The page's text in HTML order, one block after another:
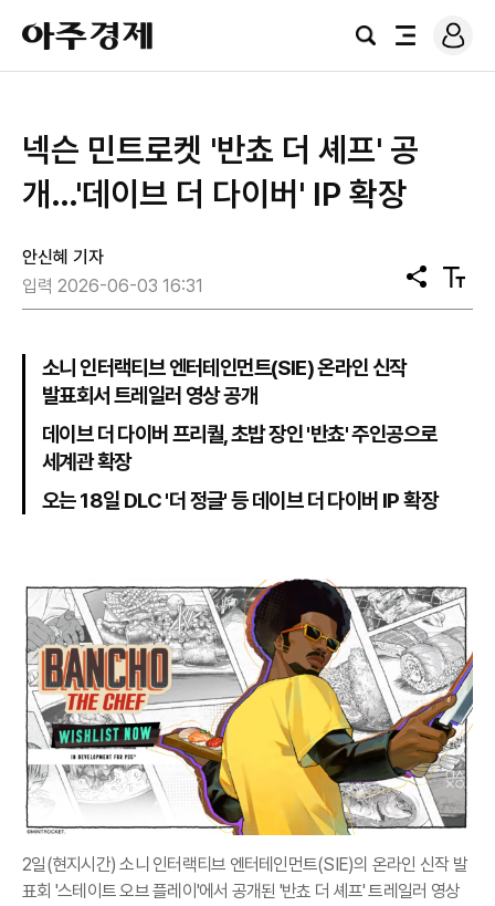
아
주
경
검
전
로
그
넥슨 민트로켓 '반쵸 더 셰프' 공
개…'데이브 더 다이버' IP 확장
안신혜 기자
입력 2026-06-03 16:31
공
유
텍
스
소니 인터랙티브 엔터테인먼트(SIE) 온라인 신작
발표회서 트레일러 영상 공개
데이브 더 다이버 프리퀄, 초밥 장인 '반쵸' 주인공으로
세계관 확장
오는 18일 DLC '더 정글' 등 데이브 더 다이버 IP 확장
2일(현지시간) 소니 인터랙티브 엔터테인먼트(SIE)의 온라인 신작 발
표회 '스테이트 오브 플레이'에서 공개된 '반쵸 더 셰프' 트레일러 영상